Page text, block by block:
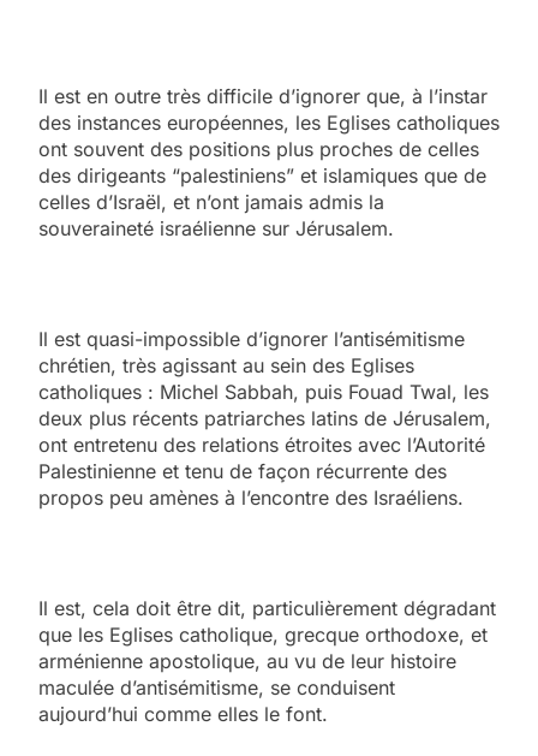
Il est en outre très difficile d’ignorer que, à l’instar
des instances européennes, les Eglises catholiques
ont souvent des positions plus proches de celles
des dirigeants “palestiniens” et islamiques que de
celles d’Israël, et n’ont jamais admis la
souveraineté israélienne sur Jérusalem.
Il est quasi-impossible d’ignorer l’antisémitisme
chrétien, très agissant au sein des Eglises
catholiques : Michel Sabbah, puis Fouad Twal, les
deux plus récents patriarches latins de Jérusalem,
ont entretenu des relations étroites avec l’Autorité
Palestinienne et tenu de façon récurrente des
propos peu amènes à l’encontre des Israéliens.
Il est, cela doit être dit, particulièrement dégradant
que les Eglises catholique, grecque orthodoxe, et
arménienne apostolique, au vu de leur histoire
maculée d’antisémitisme, se conduisent
aujourd’hui comme elles le font.